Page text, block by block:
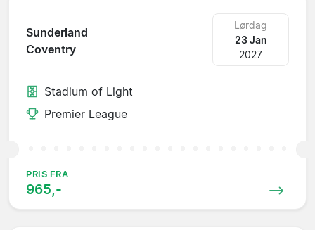
Sunderland
Coventry
Lørdag
23 Jan
2027
Stadium of Light
Premier League
PRIS FRA
965,-